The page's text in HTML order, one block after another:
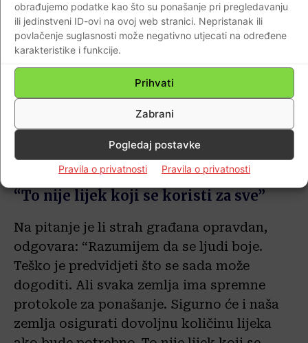
obrađujemo podatke kao što su ponašanje pri pregledavanju
ili jedinstveni ID-ovi na ovoj web stranici. Nepristanak ili
povlačenje suglasnosti može negativno utjecati na određene
karakteristike i funkcije.
Prihvati
Zabrani
Pogledaj postavke
Pravila o privatnosti Pravila o privatnosti
“Građanima treba napomenuti da se to
uvijek odnosi na uske radijuse, od mjesta
od 15 km i 20 km. Sličan protokol imamo i u
Hrvatskoj. To sada nije opća opasnost i
razlog da se na neprimjeren način pokušava
dobiti taj lijek, jer u suštini taj lijek ne
treba”, pojašnjava Soldo.
“To nije lijek koji se koristi za sve”
Na pitanje je li strah građana opravdan,
odgovara: “Razumijem da se ljudi boje.
Teško je predvidjeti što se sada može
dogoditi. Ali svaka zemlja ima spremne
protokole za ponašanje. Sigurno će i naša
zemlja osigurati dovoljnu količinu lijeka